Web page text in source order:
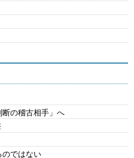
の稽古相手」へ
のではない